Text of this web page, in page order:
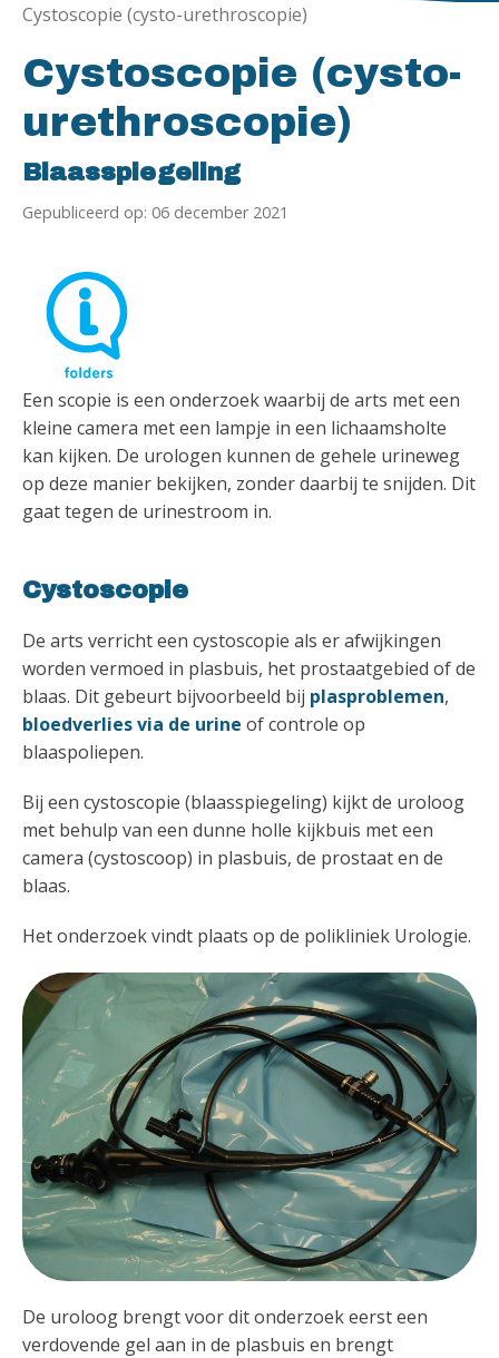
Cystoscopie (cysto-urethroscopie)
Cystoscopie (cysto-
urethroscopie)
Blaasspiegeling
Gepubliceerd op: 06 december 2021
Een scopie is een onderzoek waarbij de arts met een
kleine camera met een lampje in een lichaamsholte
kan kijken. De urologen kunnen de gehele urineweg
op deze manier bekijken, zonder daarbij te snijden. Dit
gaat tegen de urinestroom in.
Cystoscopie
De arts verricht een cystoscopie als er afwijkingen
worden vermoed in plasbuis, het prostaatgebied of de
blaas. Dit gebeurt bijvoorbeeld bij plasproblemen,
bloedverlies via de urine of controle op
blaaspoliepen.
Bij een cystoscopie (blaasspiegeling) kijkt de uroloog
met behulp van een dunne holle kijkbuis met een
camera (cystoscoop) in plasbuis, de prostaat en de
blaas.
Het onderzoek vindt plaats op de polikliniek Urologie.
De uroloog brengt voor dit onderzoek eerst een
verdovende gel aan in de plasbuis en brengt